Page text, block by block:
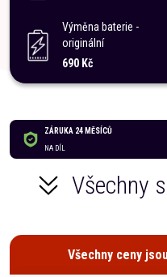
Výměna baterie -
originální
690 Kč
ZÁRUKA 24 MĚSÍCŮ
NA DÍL
Všechny
Všechny ceny